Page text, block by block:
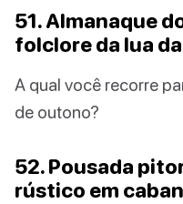
51. Almanaque
folclore da lua
A qual você recorre
de outono?
52. Pousada
rústico em